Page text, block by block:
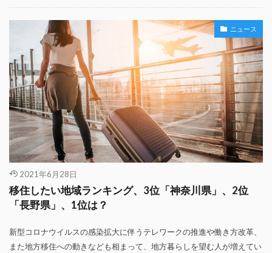
ニュース
2021年6月28日
移住したい地域ランキング、3位「神奈川県」、2位
「長野県」、1位は？
新型コロナウイルスの感染拡大に伴うテレワークの推進や働き方改革、
また地方移住への動きなども相まって、地方暮らしを望む人が増えてい